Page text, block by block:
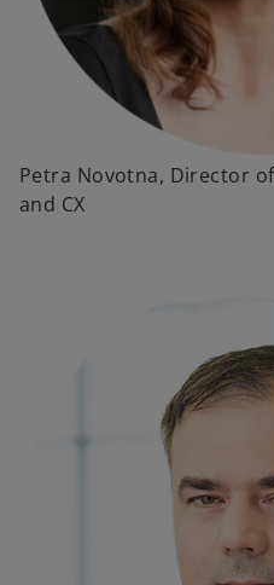
Petra Novotna, Director
and CX